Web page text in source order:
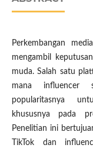
Perkembangan
mengambil
muda. Salah satu
mana influencer
popularitasnya
khususnya pada
Penelitian ini
TikTok dan